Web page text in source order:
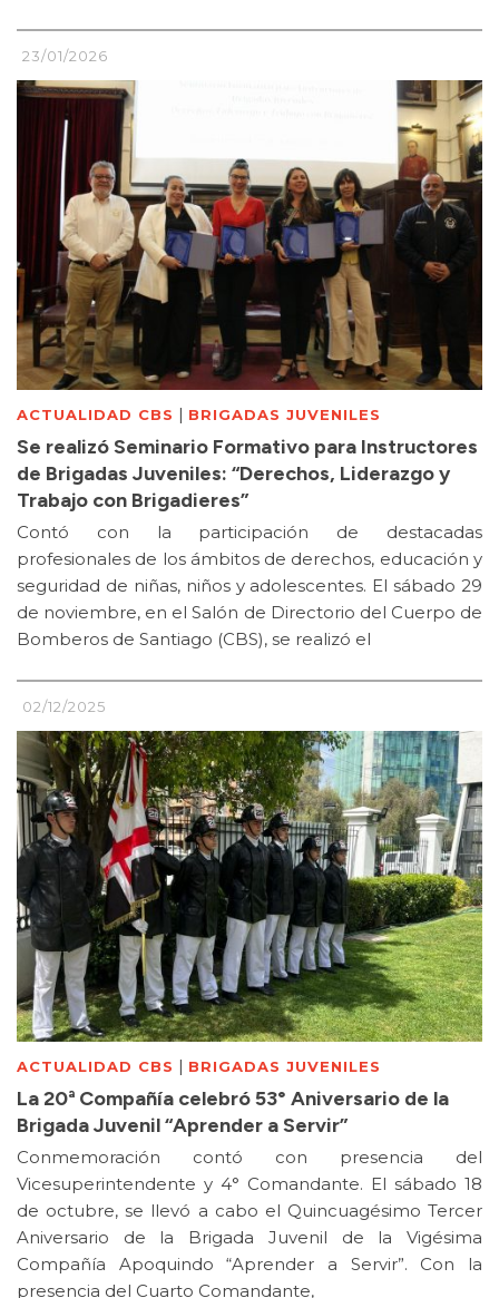
23/01/2026
ACTUALIDAD CBS | BRIGADAS JUVENILES
Se realizó Seminario Formativo para Instructores
de Brigadas Juveniles: “Derechos, Liderazgo y
Trabajo con Brigadieres”
Contó con la participación de destacadas
profesionales de los ámbitos de derechos, educación y
seguridad de niñas, niños y adolescentes. El sábado 29
de noviembre, en el Salón de Directorio del Cuerpo de
Bomberos de Santiago (CBS), se realizó el
02/12/2025
ACTUALIDAD CBS | BRIGADAS JUVENILES
La 20ª Compañía celebró 53° Aniversario de la
Brigada Juvenil “Aprender a Servir”
Conmemoración contó con presencia del
Vicesuperintendente y 4° Comandante. El sábado 18
de octubre, se llevó a cabo el Quincuagésimo Tercer
Aniversario de la Brigada Juvenil de la Vigésima
Compañía Apoquindo “Aprender a Servir”. Con la
presencia del Cuarto Comandante,